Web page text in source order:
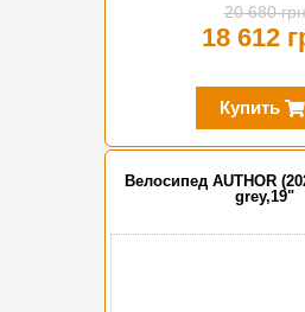
20 680 грн
18 612
Купить
Велосипед AUTHOR
grey,19"